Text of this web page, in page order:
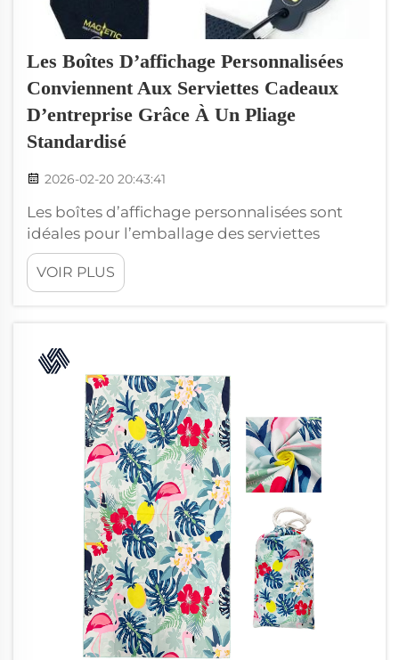
Les Boîtes D’affichage Personnalisées
Conviennent Aux Serviettes Cadeaux
D’entreprise Grâce À Un Pliage
Standardisé
2026-02-20 20:43:41
Les boîtes d’affichage personnalisées sont
idéales pour l’emballage des serviettes
cadeaux d’entreprise. Chez nous, nous savons
que la présentation du cadeau revêt une
importance capitale. Lorsque l’on offre un
idéales pour les serviettes cadeaux
d’entreprise :...
VOIR PLUS